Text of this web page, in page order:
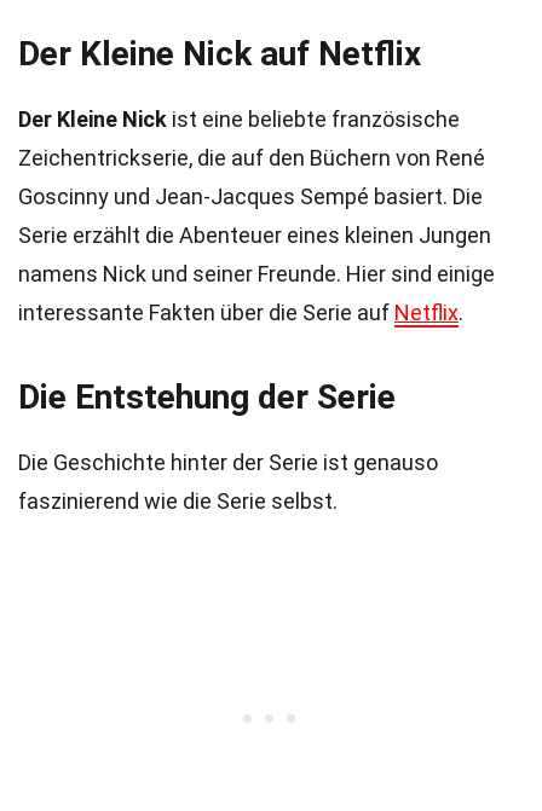
Der Kleine Nick auf Netflix
Der Kleine Nick ist eine beliebte französische
Zeichentrickserie, die auf den Büchern von René
Goscinny und Jean-Jacques Sempé basiert. Die
Serie erzählt die Abenteuer eines kleinen Jungen
namens Nick und seiner Freunde. Hier sind einige
interessante Fakten über die Serie auf Netflix.
Die Entstehung der Serie
Die Geschichte hinter der Serie ist genauso
faszinierend wie die Serie selbst.